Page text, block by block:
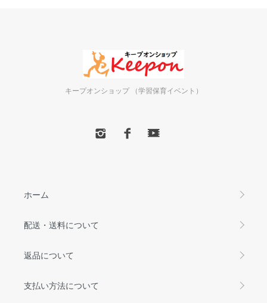
キープオンショップ （学習保育イベント）
ホーム
配送・送料について
返品について
支払い方法について